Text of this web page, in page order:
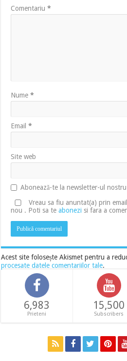
Comentariu*
Nume*
Email*
Site web
Abonează-te la newsletter-ul
Vreau sa fiu anuntat(a) prin
nou . Poti sa teabonezi si fara a
Acest site folosește Akismet pentru a
procesate datele comentariilor tale.
6,983
Prieteni
15,500
Subscribers